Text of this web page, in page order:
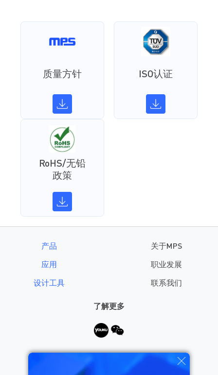
质量方针 ISO认证
RoHS/无铅
政策
产品
应用
设计工具
关于MPS
职业发展
联系我们
了解更多
需要帮助？